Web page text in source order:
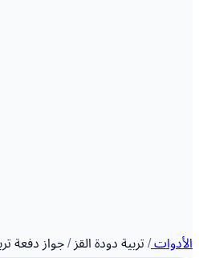
الأدوات/تربية دودة القز/جواز دفعة